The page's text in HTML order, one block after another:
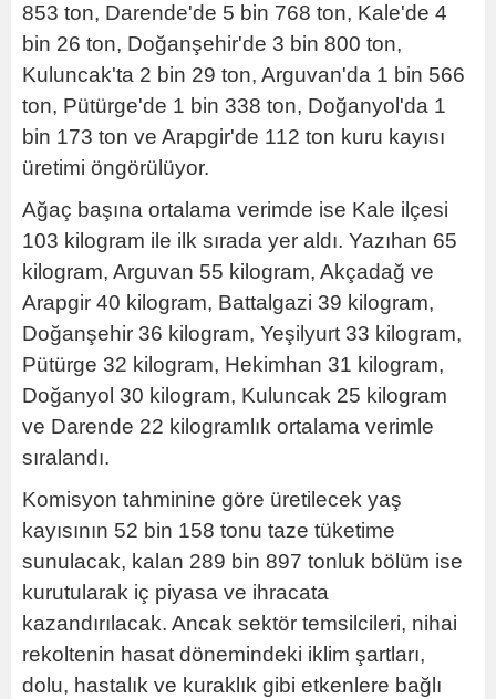
853 ton, Darende'de 5 bin 768 ton, Kale'de 4
bin 26 ton, Doğanşehir'de 3 bin 800 ton,
Kuluncak'ta 2 bin 29 ton, Arguvan'da 1 bin 566
ton, Pütürge'de 1 bin 338 ton, Doğanyol'da 1
bin 173 ton ve Arapgir'de 112 ton kuru kayısı
üretimi öngörülüyor.
Ağaç başına ortalama verimde ise Kale ilçesi
103 kilogram ile ilk sırada yer aldı. Yazıhan 65
kilogram, Arguvan 55 kilogram, Akçadağ ve
Arapgir 40 kilogram, Battalgazi 39 kilogram,
Doğanşehir 36 kilogram, Yeşilyurt 33 kilogram,
Pütürge 32 kilogram, Hekimhan 31 kilogram,
Doğanyol 30 kilogram, Kuluncak 25 kilogram
ve Darende 22 kilogramlık ortalama verimle
sıralandı.
Komisyon tahminine göre üretilecek yaş
kayısının 52 bin 158 tonu taze tüketime
sunulacak, kalan 289 bin 897 tonluk bölüm ise
kurutularak iç piyasa ve ihracata
kazandırılacak. Ancak sektör temsilcileri, nihai
rekoltenin hasat dönemindeki iklim şartları,
dolu, hastalık ve kuraklık gibi etkenlere bağlı